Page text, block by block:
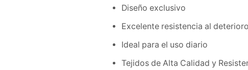
Diseño exclusivo
Excelente resistencia al deterioro
Ideal para el uso diario
Tejidos de Alta Calidad y